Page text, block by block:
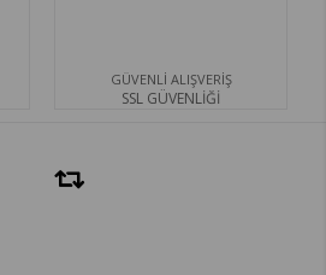
GÜVENLİ ALIŞVERİŞ
SSL GÜVENLİĞİ